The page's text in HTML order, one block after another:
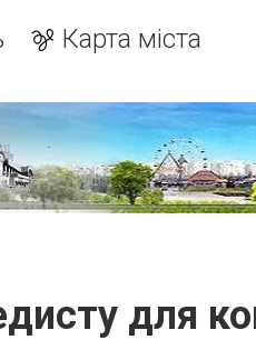
Карта міста
для